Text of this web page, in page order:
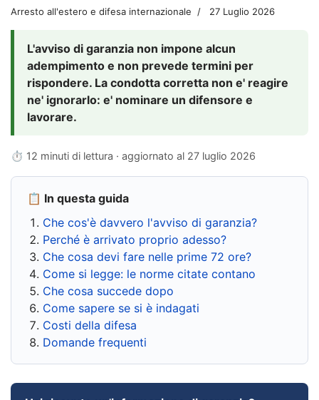
Arresto all'estero e difesa internazionale 27 Luglio 2026
L'avviso di garanzia non impone alcun
adempimento e non prevede termini per
rispondere. La condotta corretta non e' reagire
ne' ignorarlo: e' nominare un difensore e
lavorare.
⏱ 12 minuti di lettura · aggiornato al 27 luglio 2026
📋 In questa guida
Che cos'è davvero l'avviso di garanzia?
Perché è arrivato proprio adesso?
Che cosa devi fare nelle prime 72 ore?
Come si legge: le norme citate contano
Che cosa succede dopo
Come sapere se si è indagati
Costi della difesa
Domande frequenti